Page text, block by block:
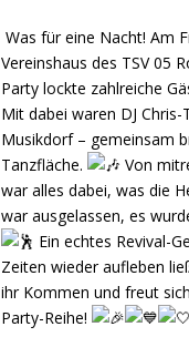
Was für eine Nacht! Am
Vereinshaus des TSV 05
Party lockte zahlreiche
Mit dabei waren DJ
Musikdorf – gemeinsam
Tanzfläche.
Von
war alles dabei, was die
war ausgelassen, es
Ein echtes Revival-
Zeiten wieder aufleben
ihr Kommen und freut
Party-Reihe!